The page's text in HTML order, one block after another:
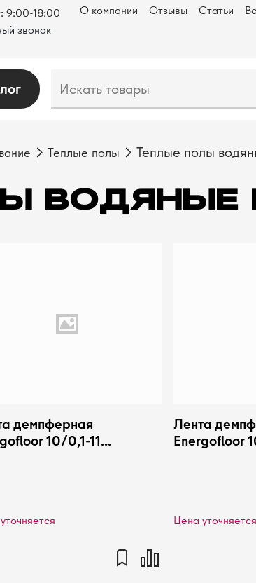
9:00-18:00
звонок
О компании Отзывы Статьи
Теплые полы Теплые полы
ВОДЯНЫЕ
демпферная
10/0,1-11
Лента
Energofloor
Цена уточняется